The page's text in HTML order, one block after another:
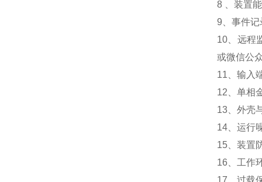
8 、装置
9、事件
10、远程
或微信公
11、输入
12、单相
13、外壳
14、运行
15、装置
16、工作
17、过载